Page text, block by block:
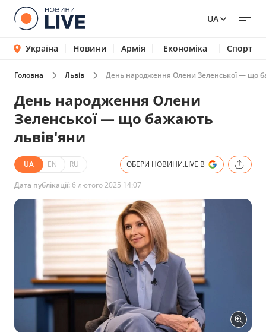
UA
Україна Новини Армія Економіка Спорт
Головна Львів День народження Олени Зеленської — що
День народження Олени
Зеленської — що бажають
львів'яни
UA EN RU ОБЕРИ НОВИНИ.LIVE В
Дата публікації: 6 лютого 2025 14:07